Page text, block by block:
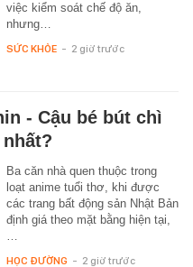
việc kiểm soát chế độ ăn,
nhưng…
SỨC KHỎE - 2 giờ trước
- Cậu bé bút chì
Ba căn nhà quen thuộc trong
loạt anime tuổi thơ, khi được
các trang bất động sản Nhật Bản
định giá theo mặt bằng hiện tại,
…
HỌC ĐƯỜNG - 2 giờ trước